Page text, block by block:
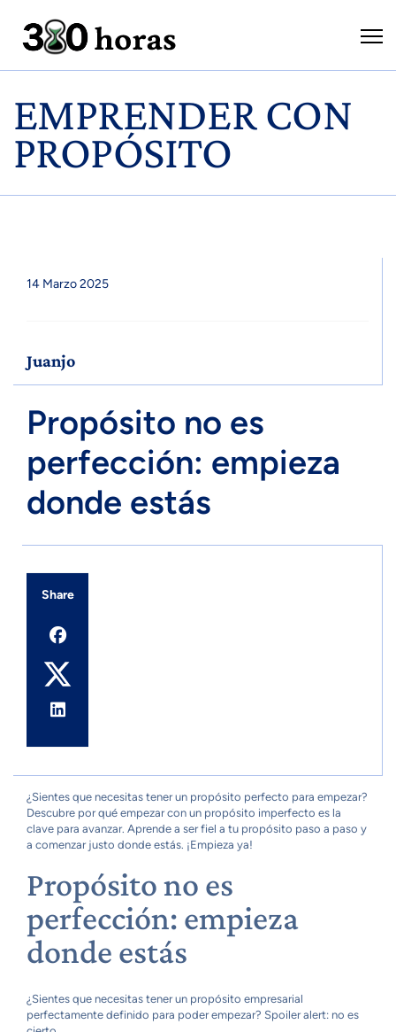
EMPRENDER CON
PROPÓSITO
14 Marzo 2025
Juanjo
Propósito no es
perfección: empieza
donde estás
Share
¿Sientes que necesitas tener un propósito perfecto para empezar?
Descubre por qué empezar con un propósito imperfecto es la
clave para avanzar. Aprende a ser fiel a tu propósito paso a paso y
a comenzar justo donde estás. ¡Empieza ya!
Propósito no es
perfección: empieza
donde estás
¿Sientes que necesitas tener un propósito empresarial
perfectamente definido para poder empezar? Spoiler alert: no es